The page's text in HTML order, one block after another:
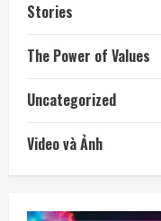
Stories
The Power of Values
Uncategorized
Video và Ảnh